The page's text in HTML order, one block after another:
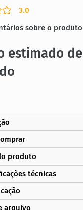
3.0
média é 3 de 5
sobre o produto
estimado de
produto
técnicas
arquivo